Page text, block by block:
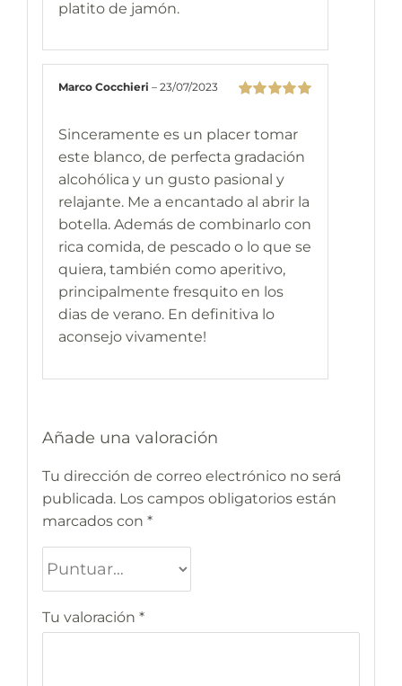
platito de jamón.
Marco Cocchieri– 23/07/2023
Sinceramente es un placer tomar
este blanco, de perfecta gradación
alcohólica y un gusto pasional y
relajante. Me a encantado al abrir la
botella. Además de combinarlo con
rica comida, de pescado o lo que se
quiera, también como aperitivo,
principalmente fresquito en los
dias de verano. En definitiva lo
aconsejo vivamente!
Añade una valoración
Tu dirección de correo electrónico no será
publicada. Los campos obligatorios están
marcados con *
Tu valoración *